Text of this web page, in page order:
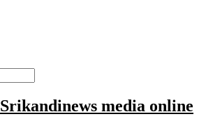
Srikandinews media online